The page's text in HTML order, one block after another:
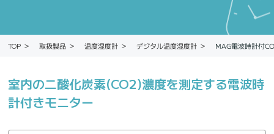
TOP 取扱製品 温度湿度計 デジタル温度湿度計 MAG電波時計付
室内の二酸化炭素(CO2)濃度を測定する電波時
計付きモニター